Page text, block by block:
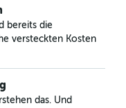
bereits die
versteckten Kosten
das. Und